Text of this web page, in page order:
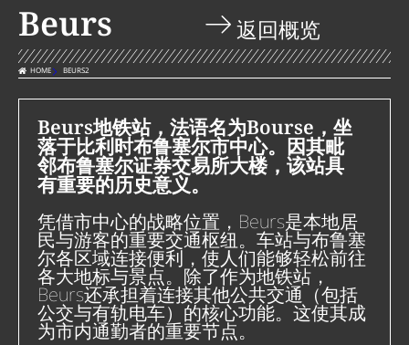
Beurs 返回概览
HOME BEURS2
Beurs地铁站，法语名为Bourse，坐
落于比利时布鲁塞尔市中心。因其毗
邻布鲁塞尔证券交易所大楼，该站具
有重要的历史意义。
凭借市中心的战略位置，Beurs是本地居
民与游客的重要交通枢纽。车站与布鲁塞
尔各区域连接便利，使人们能够轻松前往
各大地标与景点。 除了作为地铁站，
Beurs还承担着连接其他公共交通（包括
公交与有轨电车）的核心功能。这使其成
为市内通勤者的重要节点。